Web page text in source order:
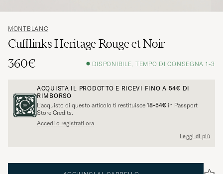
MONTBLANC
Cufflinks Heritage Rouge et Noir
360€
DISPONIBILE, TEMPO DI CONSEGNA 1-3
ACQUISTA IL PRODOTTO E RICEVI FINO A 54€ DI
RIMBORSO
L’acquisto di questo articolo ti restituisce 18-54€ in Passport
Store Credits.
Accedi o registrati ora
Leggi di più